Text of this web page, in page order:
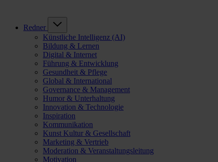
Redner
Künstliche Intelligenz (AI)
Bildung & Lernen
Digital & Internet
Führung & Entwicklung
Gesundheit & Pflege
Global & International
Governance & Management
Humor & Unterhaltung
Innovation & Technologie
Inspiration
Kommunikation
Kunst Kultur & Gesellschaft
Marketing & Vertrieb
Moderation & Veranstaltungsleitung
Motivation